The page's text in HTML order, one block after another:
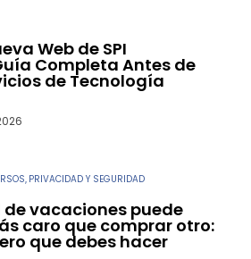
Web de SPI
Completa Antes de
de Tecnología
PRIVACIDAD Y SEGURIDAD
de vacaciones puede
caro que comprar otro:
que debes hacer